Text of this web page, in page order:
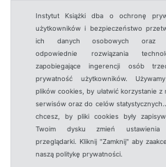
Instytut Książki dba o ochronę
użytkowników i bezpieczeństwo
ich danych osobowych oraz
odpowiednie rozwiązania
zapobiegające ingerencji osób
prywatność użytkowników.
plików cookies, by ułatwić korzystanie z
serwisów oraz do celów
chcesz, by pliki cookies były
Twoim dysku zmień ustawienia
przeglądarki. Kliknij "Zamknij" aby
naszą politykę prywatności.